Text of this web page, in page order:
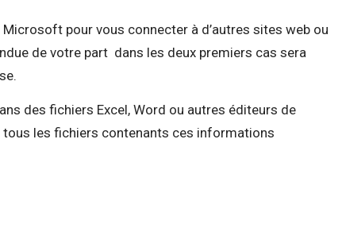
pour vous connecter à d’autres sites web ou
de votre part dans les deux premiers cas sera
des fichiers Excel, Word ou autres éditeurs de
tous les fichiers contenants ces informations